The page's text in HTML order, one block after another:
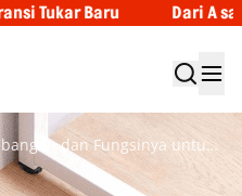
A sampai Z, ragam inspirasi
10 Jenis Timbangan dan Fungsinya untuk Berbagai Kebutuhan